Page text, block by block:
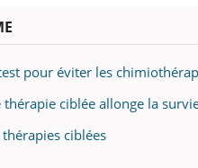
pour éviter les
thérapie ciblée allonge la
ciblées